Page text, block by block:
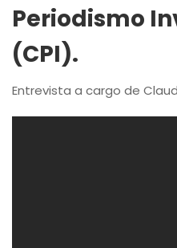
Periodismo
(CPI).
Entrevista a cargo de